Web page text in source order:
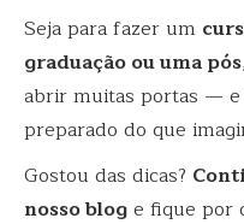
Seja para fazer um
graduação ou uma pós
abrir muitas portas — e
preparado do que
Gostou das dicas?
nosso bloge fique por